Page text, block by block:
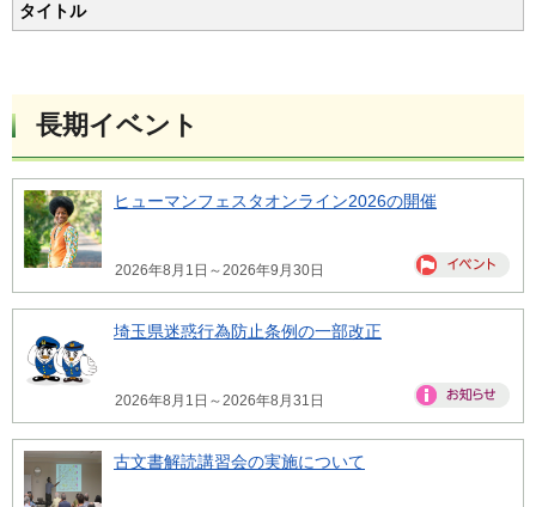
タイトル
長期イベント
ヒューマンフェスタオンライン2026の開催
2026年8月1日～2026年9月30日
埼玉県迷惑行為防止条例の一部改正
2026年8月1日～2026年8月31日
古文書解読講習会の実施について